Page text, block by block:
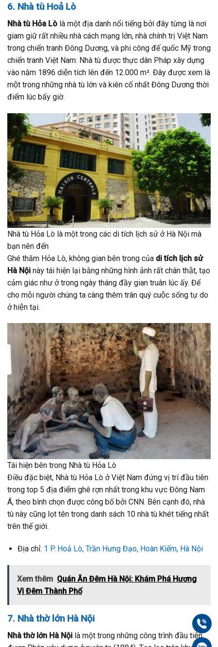
6. Nhà tù Hoả Lò
Nhà tù Hỏa Lò là một địa danh nổi tiếng bởi đây từng là nơi
giam giữ rất nhiều nhà cách mạng lớn, nhà chính trị Việt Nam
trong chiến tranh Đông Dương, và phi công đế quốc Mỹ trong
chiến tranh Việt Nam. Nhà tù được thực dân Pháp xây dựng
vào năm 1896 diện tích lên đến 12.000 m². Đây được xem là
một trong những nhà tù lớn và kiên cố nhất Đông Dương thời
điểm lúc bấy giờ.
Nhà tù Hỏa Lò là một trong các di tích lịch sử ở Hà Nội mà
bạn nên đến
Ghé thăm Hỏa Lò, không gian bên trong của di tích lịch sử
Hà Nội này tái hiện lại bằng những hình ảnh rất chân thật, tạo
cảm giác như ở trong ngày tháng đầy gian truân lúc ấy. Để
cho mỗi người chúng ta càng thêm trân quý cuộc sống tự do
ở hiện tại.
Tái hiện bên trong Nhà tù Hỏa Lò
Điều đặc biệt, Nhà tù Hỏa Lò ở Việt Nam đứng vị trí đầu tiên
trong top 5 địa điểm ghê rợn nhất trong khu vực Đông Nam
Á, theo bình chọn được công bố bởi CNN. Bên cạnh đó, nhà
tù này cũng lọt tên trong danh sách 10 nhà tù khét tiếng nhất
trên thế giới.
Địa chỉ: 1 P. Hoả Lò, Trần Hưng Đạo, Hoàn Kiếm, Hà Nội
Xem thêm Quán Ăn Đêm Hà Nội: Khám Phá Hương
Vị Đêm Thành Phố
7. Nhà thờ lớn Hà Nội
Nhà thờ lớn Hà Nội là một trong những công trình đầu tiên